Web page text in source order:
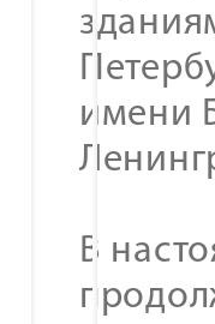
имени
В